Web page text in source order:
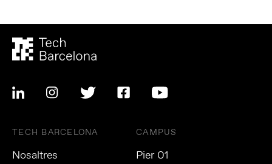
TECH BARCELONA
Nosaltres
CAMPUS
Pier 01